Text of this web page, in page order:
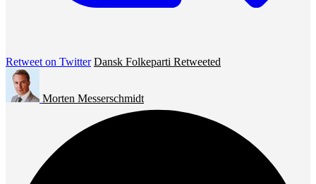
Retweet on Twitter Dansk Folkeparti Retweeted
Morten Messerschmidt